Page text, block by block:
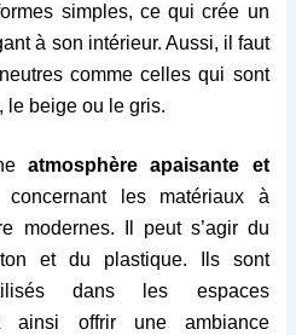
simples, ce qui crée un
à son intérieur. Aussi, il faut
comme celles qui sont
le beige ou le gris.
atmosphère apaisante et
les matériaux à
modernes. Il peut s’agir du
et du plastique. Ils sont
dans les espaces
ainsi offrir une ambiance